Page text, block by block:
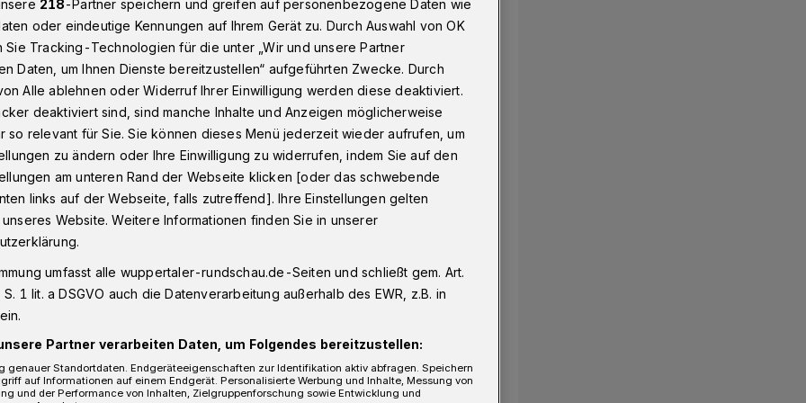
in Wuppertal: Wie läuft denn die?
Wie läuft
der Stabsstelle Bürgerbeteiligung und
Wuppertal ist am Montag (2. Mai 2022)
an der Auer Schulstraße
218-Partner speichern und greifen auf personenbezogene Daten wie
oder eindeutige Kennungen auf Ihrem Gerät zu. Durch Auswahl von OK
Sie Tracking-Technologien für die unter „Wir und unsere Partner
Daten, um Ihnen Dienste bereitzustellen“ aufgeführten Zwecke. Durch
Alle ablehnen oder Widerruf Ihrer Einwilligung werden diese deaktiviert.
deaktiviert sind, sind manche Inhalte und Anzeigen möglicherweise
so relevant für Sie. Sie können dieses Menü jederzeit wieder aufrufen, um
zu ändern oder Ihre Einwilligung zu widerrufen, indem Sie auf den
am unteren Rand der Webseite klicken [oder das schwebende
links auf der Webseite, falls zutreffend]. Ihre Einstellungen gelten
Website. Weitere Informationen finden Sie in unserer
umfasst alle wuppertaler-rundschau.de-Seiten und schließt gem. Art.
1 lit. a DSGVO auch die Datenverarbeitung außerhalb des EWR, z.B. in
Partner verarbeiten Daten, um Folgendes bereitzustellen:
genauer Standortdaten. Endgeräteeigenschaften zur Identifikation aktiv abfragen. Speichern
auf Informationen auf einem Endgerät. Personalisierte Werbung und Inhalte, Messung von
und der Performance von Inhalten, Zielgruppenforschung sowie Entwicklung und